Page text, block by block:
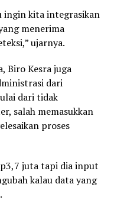
ingin kita integrasikan
menerima
ujarnya.
Biro Kesra juga
dari
dari tidak
salah memasukkan
proses
juta tapi dia input
kalau data yang